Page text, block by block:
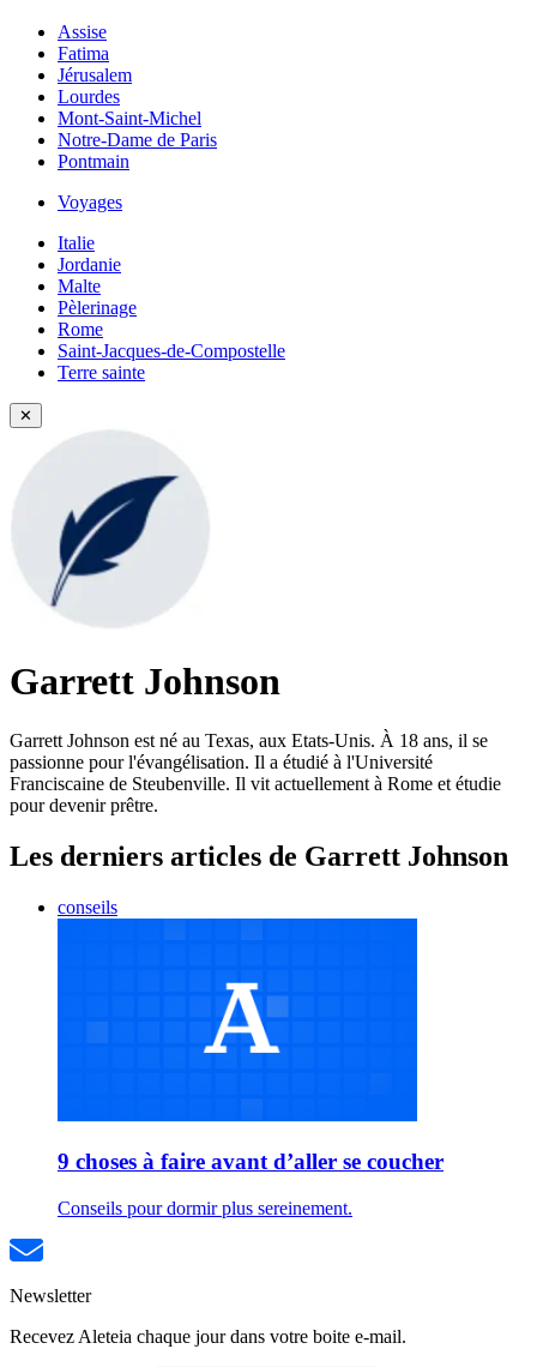
Assise
Fatima
Jérusalem
Lourdes
Mont-Saint-Michel
Notre-Dame de Paris
Pontmain
Voyages
Italie
Jordanie
Malte
Pèlerinage
Rome
Saint-Jacques-de-Compostelle
Terre sainte
✕
Garrett Johnson
Garrett Johnson est né au Texas, aux Etats-Unis. À 18 ans, il se
passionne pour l'évangélisation. Il a étudié à l'Université
Franciscaine de Steubenville. Il vit actuellement à Rome et étudie
pour devenir prêtre.
Les derniers articles de Garrett Johnson
conseils
9 choses à faire avant d’aller se coucher
Conseils pour dormir plus sereinement.
Newsletter
Recevez Aleteia chaque jour dans votre boite e-mail.